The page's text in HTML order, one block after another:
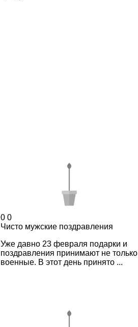
0 0
Чисто мужские поздравления
Уже давно 23 февраля подарки и
поздравления принимают не только
военные. В этот день принято ...